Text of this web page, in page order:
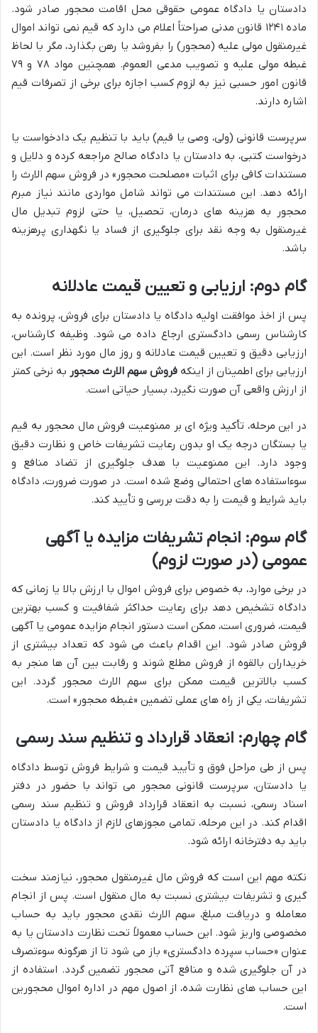
دادستان یا دادگاه عمومی حقوقی محل اقامت محجور صادر شود.
ماده ۱۲۴۱ قانون مدنی صراحتاً اعلام می دارد که قیم نمی تواند اموال
غیرمنقول مولی علیه (محجور) را بفروشد یا رهن بگذارد، مگر با لحاظ
غبطه مولی علیه و تصویب مدعی العموم. همچنین مواد ۷۸ و ۷۹
قانون امور حسبی نیز به لزوم کسب اجازه برای برخی از تصرفات قیم
اشاره دارند.
سرپرست قانونی (ولی، وصی یا قیم) باید با تنظیم یک دادخواست یا
درخواست کتبی، به دادستان یا دادگاه صالح مراجعه کرده و دلایل و
مستندات کافی برای اثبات «مصلحت محجور» در فروش سهم الارث را
ارائه دهد. این مستندات می تواند شامل مواردی مانند نیاز مبرم
محجور به هزینه های درمان، تحصیل، یا حتی لزوم تبدیل مال
غیرمنقول به وجه نقد برای جلوگیری از فساد یا نگهداری پرهزینه
باشد.
گام دوم: ارزیابی و تعیین قیمت عادلانه
پس از اخذ موافقت اولیه دادگاه یا دادستان برای فروش، پرونده به
کارشناس رسمی دادگستری ارجاع داده می شود. وظیفه کارشناس،
ارزیابی دقیق و تعیین قیمت عادلانه و روز مال مورد نظر است. این
ارزیابی برای اطمینان از اینکه فروش سهم الارث محجور به نرخی کمتر
از ارزش واقعی آن صورت نگیرد، بسیار حیاتی است.
در این مرحله، تأکید ویژه ای بر ممنوعیت فروش مال محجور به قیم
یا بستگان درجه یک او بدون رعایت تشریفات خاص و نظارت دقیق
وجود دارد. این ممنوعیت با هدف جلوگیری از تضاد منافع و
سوءاستفاده های احتمالی وضع شده است. در صورت ضرورت، دادگاه
باید شرایط و قیمت را به دقت بررسی و تأیید کند.
گام سوم: انجام تشریفات مزایده یا آگهی
عمومی (در صورت لزوم)
در برخی موارد، به خصوص برای فروش اموال با ارزش بالا یا زمانی که
دادگاه تشخیص دهد برای رعایت حداکثر شفافیت و کسب بهترین
قیمت، ضروری است، ممکن است دستور انجام مزایده عمومی یا آگهی
فروش صادر شود. این اقدام باعث می شود که تعداد بیشتری از
خریداران بالقوه از فروش مطلع شوند و رقابت بین آن ها منجر به
کسب بالاترین قیمت ممکن برای سهم الارث محجور گردد. این
تشریفات، یکی از راه های عملی تضمین «غبطه محجور» است.
گام چهارم: انعقاد قرارداد و تنظیم سند رسمی
پس از طی مراحل فوق و تأیید قیمت و شرایط فروش توسط دادگاه
یا دادستان، سرپرست قانونی محجور می تواند با حضور در دفتر
اسناد رسمی، نسبت به انعقاد قرارداد فروش و تنظیم سند رسمی
اقدام کند. در این مرحله، تمامی مجوزهای لازم از دادگاه یا دادستان
باید به دفترخانه ارائه شود.
نکته مهم این است که فروش مال غیرمنقول محجور، نیازمند سخت
گیری و تشریفات بیشتری نسبت به مال منقول است. پس از انجام
معامله و دریافت مبلغ، سهم الارث نقدی محجور باید به حساب
مخصوصی واریز شود. این حساب معمولاً تحت نظارت دادستان یا به
عنوان «حساب سپرده دادگستری» باز می شود تا از هرگونه سوءتصرف
در آن جلوگیری شده و منافع آتی محجور تضمین گردد. استفاده از
این حساب های نظارت شده، از اصول مهم در اداره اموال محجورین
است.